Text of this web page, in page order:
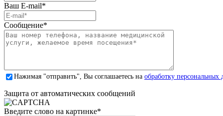
Ваш E-mail*
Сообщение*
Нажимая "отправить", Вы соглашаетесь на обработку персональных
Защита от автоматических сообщений
Введите слово на картинке*